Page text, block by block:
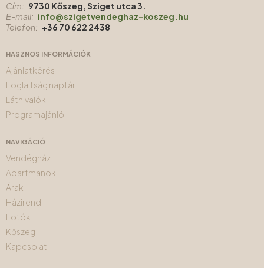
Cím: 9730 Kőszeg, Sziget utca 3.
E-mail: info@szigetvendeghaz-koszeg.hu
Telefon: +36 70 622 2438
HASZNOS INFORMÁCIÓK
Ajánlatkérés
Foglaltság naptár
Látnivalók
Programajánló
NAVIGÁCIÓ
Vendégház
Apartmanok
Árak
Házirend
Fotók
Kőszeg
Kapcsolat